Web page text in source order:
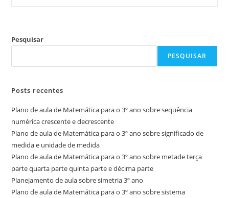
Pesquisar
PESQUISAR
Posts recentes
Plano de aula de Matemática para o 3º ano sobre sequência
numérica crescente e decrescente
Plano de aula de Matemática para o 3º ano sobre significado de
medida e unidade de medida
Plano de aula de Matemática para o 3º ano sobre metade terça
parte quarta parte quinta parte e décima parte
Planejamento de aula sobre simetria 3º ano
Plano de aula de Matemática para o 3º ano sobre sistema